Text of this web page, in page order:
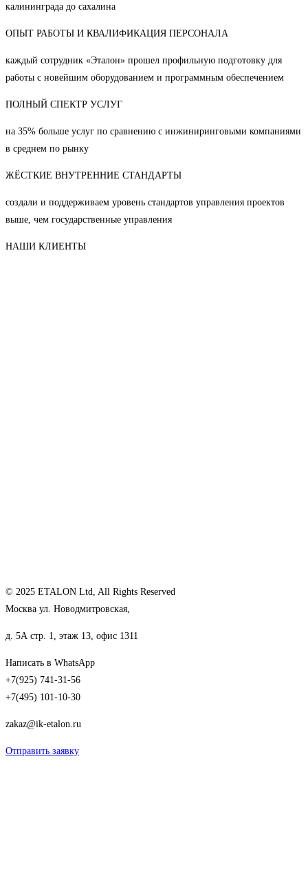
калининграда до сахалина
ОПЫТ РАБОТЫ И КВАЛИФИКАЦИЯ ПЕРСОНАЛА
каждый сотрудник «Эталон» прошел профильную подготовку для
работы с новейшим оборудованием и программным обеспечением
ПОЛНЫЙ СПЕКТР УСЛУГ
на 35% больше услуг по сравнению с инжиниринговыми компаниями
в среднем по рынку
ЖЁСТКИЕ ВНУТРЕННИЕ СТАНДАРТЫ
создали и поддерживаем уровень стандартов управления проектов
выше, чем государственные управления
НАШИ КЛИЕНТЫ
© 2025 ETALON Ltd, All Rights Reserved
Москва ул. Новодмитровская,
д. 5А стр. 1, этаж 13, офис 1311
Написать в WhatsApp
+7(925) 741-31-56
+7(495) 101-10-30
zakaz@ik-etalon.ru
Отправить заявку